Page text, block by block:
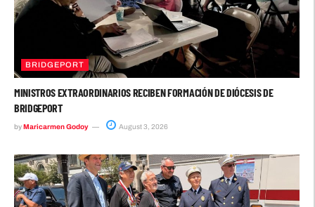
BRIDGEPORT
MINISTROS EXTRAORDINARIOS RECIBEN FORMACIÓN DE DIÓCESIS DE
BRIDGEPORT
byMaricarmen Godoy August 3, 2026